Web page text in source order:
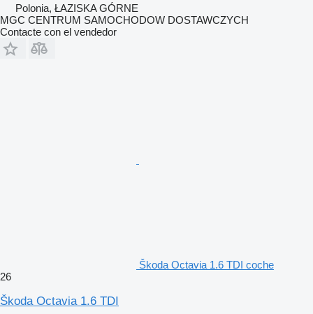
Polonia, ŁAZISKA GÓRNE
MGC CENTRUM SAMOCHODOW DOSTAWCZYCH
Contacte con el vendedor
Škoda Octavia 1.6 TDI coche
26
Škoda Octavia 1.6 TDI